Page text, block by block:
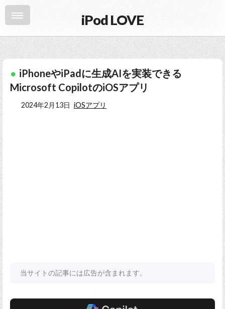
iPod LOVE
iPhoneやiPadに生成AIを実装できる
Microsoft CopilotのiOSアプリ
2024年2月13日 iOSアプリ
当サイトの記事には広告が含まれます。